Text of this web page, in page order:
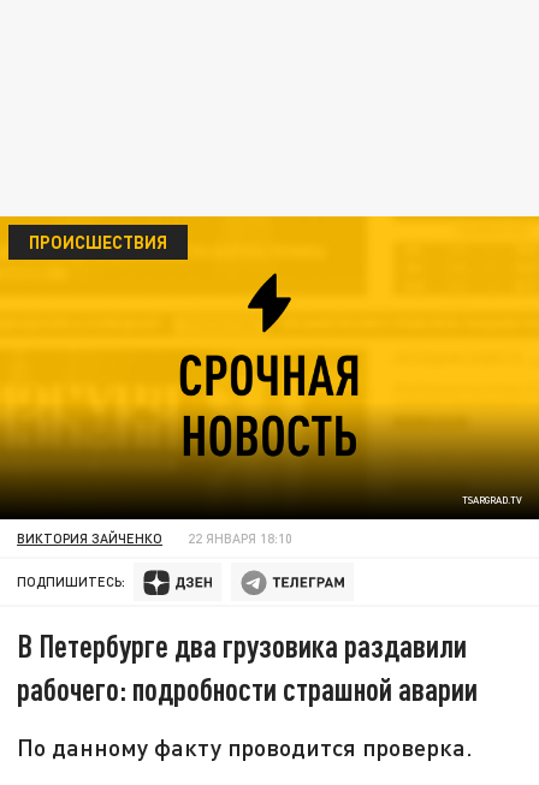
TSARGRAD.TV
ПРОИСШЕСТВИЯ
ВИКТОРИЯ ЗАЙЧЕНКО 22 ЯНВАРЯ 18:10
ПОДПИШИТЕСЬ:
В Петербурге два грузовика раздавили
рабочего: подробности страшной аварии
По данному факту проводится проверка.